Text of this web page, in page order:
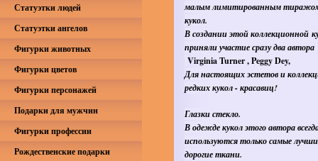
малым лимитированным
кукол.
В создании этой коллекционной
приняли участие сразу два автора
Virginia Turner , Peggy Dey,
Для настоящих эстетов и
редких кукол - красавиц!
Глазки стекло.
В одежде кукол этого автора
используются только самые
дорогие ткани.
Статуэтки людей
Статуэтки ангелов
Фигурки животных
Фигурки цветов
Фигурки персонажей
Подарки для мужчин
Фигурки профессии
Рождественские подарки